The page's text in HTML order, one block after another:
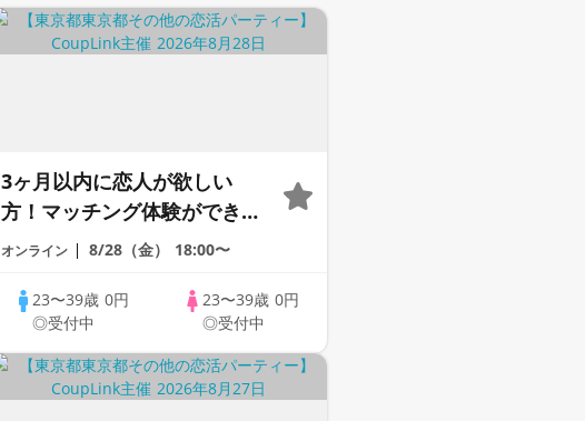
3ヶ月以内に恋人が欲しい
方！マッチング体験ができる
1dayCoupLink♪【恋活】
オンライン 8/28（金） 18:00〜
23〜39歳 0円
◎受付中
23〜39歳 0円
◎受付中